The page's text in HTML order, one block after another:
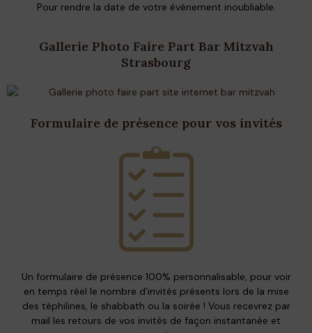
Pour rendre la date de votre évènement inoubliable.
Gallerie Photo Faire Part Bar Mitzvah
Strasbourg
Formulaire de présence pour vos invités
Un formulaire de présence 100% personnalisable, pour voir
en temps réel le nombre d’invités présents lors de la mise
des téphilines, le shabbath ou la soirée ! Vous recevrez par
mail les retours de vos invités de façon instantanée et